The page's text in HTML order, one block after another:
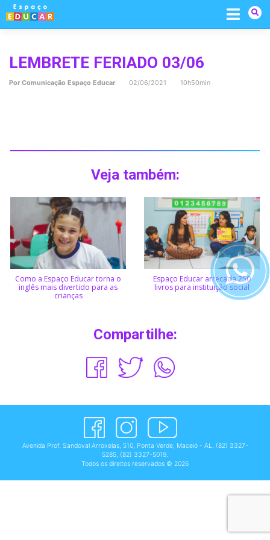
Skip
content
LEMBRETE FERIADO 03/06
Por Comunicação Espaço Educar 02/06/2021 10h50min
Veja também:
Como a Espaço Educar torna o
inglês mais divertido para as
crianças
Espaço Educar arrecada 250
livros para instituição social
Compartilhe:
Avenida Prof. Sandoval Arroxelas, 510, Ponta Verde, Maceió - AL. (82) 3327-
5285, (82) 3327-5019.
Todos os direitos reservados © 2026